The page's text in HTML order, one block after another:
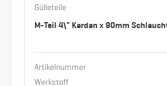
Gülleteile
M-Teil 4\" Kardan x 90mm
Artikelnummer
Werkstoff